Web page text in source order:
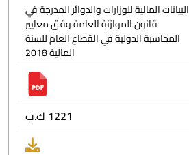
البيانات المالية للوزارات والدوائر المدرجة في
قانون الموازنة العامة وفق معايير
المحاسبة الدولية في القطاع العام للسنة
المالية 2018
1221 ك.ب